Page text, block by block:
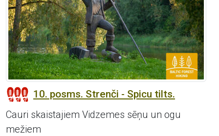
10. posms. Strenči - Spicu tilts.
Cauri skaistajiem Vidzemes sēņu un ogu
mežiem